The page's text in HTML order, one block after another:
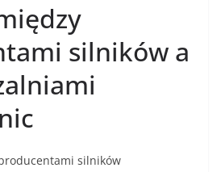
silników a
silników